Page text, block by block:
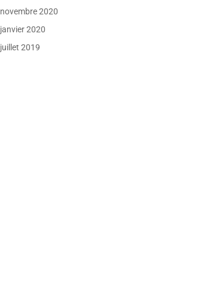
novembre 2020
janvier 2020
juillet 2019